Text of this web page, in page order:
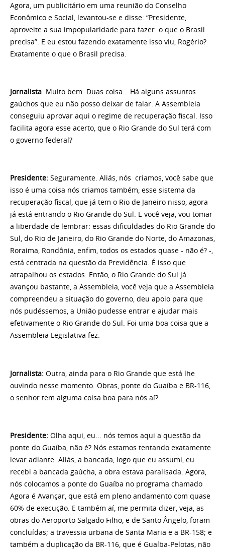
Agora, um publicitário em uma reunião do Conselho
Econômico e Social, levantou-se e disse: “Presidente,
aproveite a sua impopularidade para fazer o que o Brasil
precisa”. E eu estou fazendo exatamente isso viu, Rogério?
Exatamente o que o Brasil precisa.
Jornalista: Muito bem. Duas coisa… Há alguns assuntos
gaúchos que eu não posso deixar de falar. A Assembleia
conseguiu aprovar aqui o regime de recuperação fiscal. Isso
facilita agora esse acerto, que o Rio Grande do Sul terá com
o governo federal?
Presidente: Seguramente. Aliás, nós criamos, você sabe que
isso é uma coisa nós criamos também, esse sistema da
recuperação fiscal, que já tem o Rio de Janeiro nisso, agora
já está entrando o Rio Grande do Sul. E você veja, vou tomar
a liberdade de lembrar: essas dificuldades do Rio Grande do
Sul, do Rio de Janeiro, do Rio Grande do Norte, do Amazonas,
Roraima, Rondônia, enfim, todos os estados quase - não é? -,
está centrada na questão da Previdência. É isso que
atrapalhou os estados. Então, o Rio Grande do Sul já
avançou bastante, a Assembleia, você veja que a Assembleia
compreendeu a situação do governo, deu apoio para que
nós pudéssemos, a União pudesse entrar e ajudar mais
efetivamente o Rio Grande do Sul. Foi uma boa coisa que a
Assembleia Legislativa fez.
Jornalista: Outra, ainda para o Rio Grande que está lhe
ouvindo nesse momento. Obras, ponte do Guaíba e BR-116,
o senhor tem alguma coisa boa para nós aí?
Presidente: Olha aqui, eu... nós temos aqui a questão da
ponte do Guaíba, não é? Nós estamos tentando exatamente
levar adiante. Aliás, a bancada, logo que eu assumi, eu
recebi a bancada gaúcha, a obra estava paralisada. Agora,
nós colocamos a ponte do Guaíba no programa chamado
Agora é Avançar, que está em pleno andamento com quase
60% de execução. E também aí, me permita dizer, veja, as
obras do Aeroporto Salgado Filho, e de Santo Ângelo, foram
concluídas; a travessia urbana de Santa Maria e a BR-158; e
também a duplicação da BR-116, que é Guaíba-Pelotas, não